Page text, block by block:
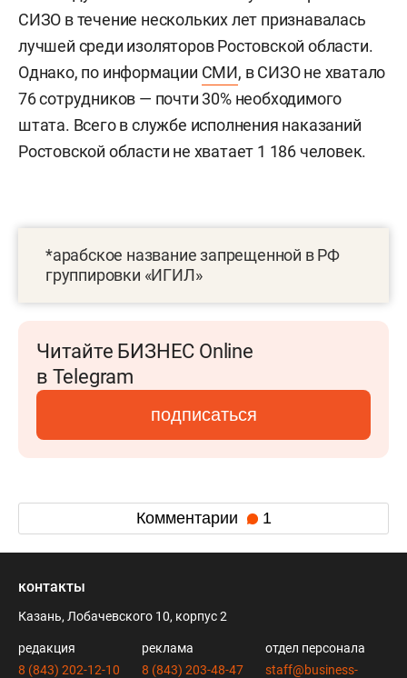
СИЗО в течение нескольких лет признавалась
лучшей среди изоляторов Ростовской области.
Однако, по информации СМИ, в СИЗО не хватало
76 сотрудников — почти 30% необходимого
штата. Всего в службе исполнения наказаний
Ростовской области не хватает 1 186 человек.
*арабское название запрещенной в РФ
группировки «ИГИЛ»
Читайте БИЗНЕС Online
в Telegram
подписаться
Комментарии 1
контакты
Казань, Лобачевского 10, корпус 2
редакция
8 (843) 202-12-10
реклама
8 (843) 203-48-47
отдел персонала
staff@business-